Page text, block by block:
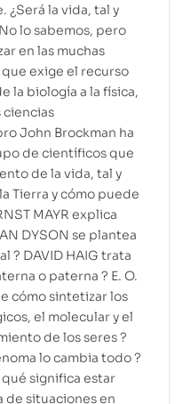
¿Será la vida, tal y
lo sabemos, pero
en las muchas
exige el recurso
la biología a la física,
ciencias
John Brockman ha
de científicos que
de la vida, tal y
Tierra y cómo puede
MAYR explica
DYSON se plantea
? DAVID HAIG trata
o paterna ? E. O.
cómo sintetizar los
el molecular y el
de los seres ?
lo cambia todo ?
qué significa estar
de situaciones en